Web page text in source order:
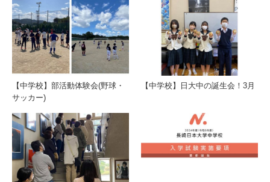
【中学校】部活動体験会(野球・
サッカー)
【中学校】日大中の誕生会！3月